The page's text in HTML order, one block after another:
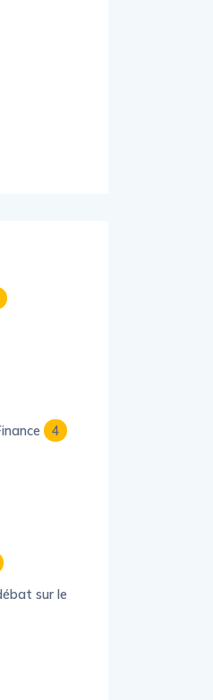
4
sur le